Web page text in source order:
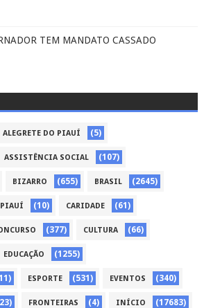
TEM MANDATO CASSADO
ALEGRETE DO PIAUÍ (5)
ASSISTÊNCIA SOCIAL (107)
BIZARRO (655) BRASIL (2645)
PIAUÍ (10) CARIDADE (61)
(377) CULTURA (66)
EDUCAÇÃO (1255)
ESPORTE (531) EVENTOS (340)
FRONTEIRAS (4) INÍCIO (17683)